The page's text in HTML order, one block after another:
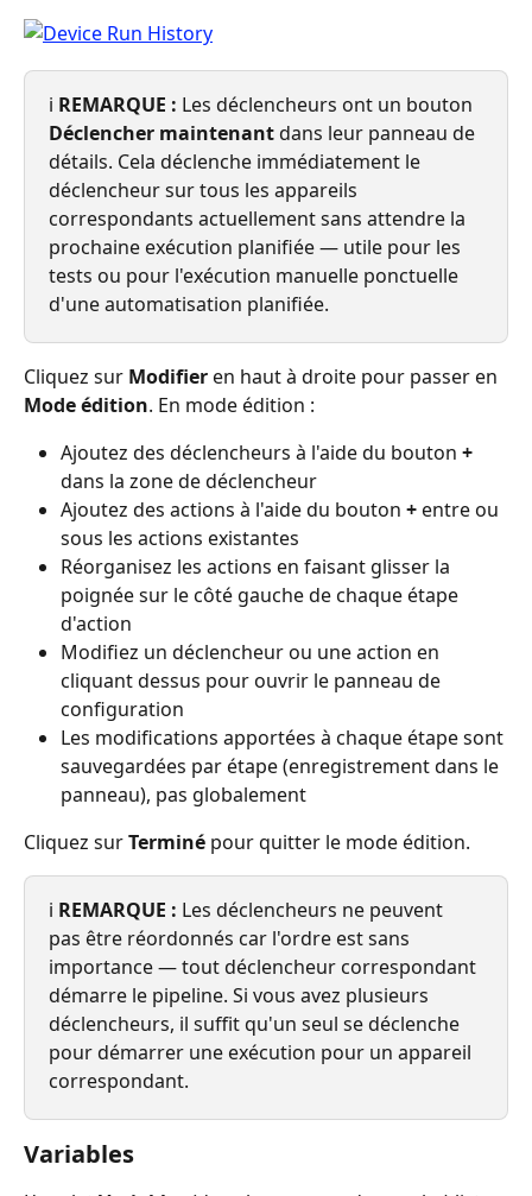
ℹ️ REMARQUE : Les déclencheurs ont un bouton
Déclencher maintenant dans leur panneau de
détails. Cela déclenche immédiatement le
déclencheur sur tous les appareils
correspondants actuellement sans attendre la
prochaine exécution planifiée — utile pour les
tests ou pour l'exécution manuelle ponctuelle
d'une automatisation planifiée.
Cliquez sur Modifier en haut à droite pour passer en
Mode édition. En mode édition :
Ajoutez des déclencheurs à l'aide du bouton +
dans la zone de déclencheur
Ajoutez des actions à l'aide du bouton + entre ou
sous les actions existantes
Réorganisez les actions en faisant glisser la
poignée sur le côté gauche de chaque étape
d'action
Modifiez un déclencheur ou une action en
cliquant dessus pour ouvrir le panneau de
configuration
Les modifications apportées à chaque étape sont
sauvegardées par étape (enregistrement dans le
panneau), pas globalement
Cliquez sur Terminé pour quitter le mode édition.
ℹ️ REMARQUE : Les déclencheurs ne peuvent
pas être réordonnés car l'ordre est sans
importance — tout déclencheur correspondant
démarre le pipeline. Si vous avez plusieurs
déclencheurs, il suffit qu'un seul se déclenche
pour démarrer une exécution pour un appareil
correspondant.
Variables